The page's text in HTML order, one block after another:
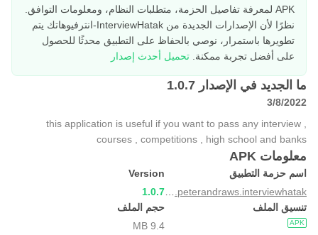
APK لمعرفة تفاصيل الحزمة، متطلبات النظام، ومعلومات التوافق.
نظرًا لأن الإصدارات الجديدة من InterviewHatak-انترفيوهاتك يتم
تطويرها باستمرار، نوصي بالحفاظ على التطبيق محدثًا للحصول
على أفضل تجربة ممكنة. تحميل أحدث إصدار
ما الجديد في الإصدار 1.0.7
3/8/2022
this application is useful if you want to pass any interview ,
courses , competitions , high school and banks
معلومات APK
اسم حزمة التطبيق
Version
1.0.7
تنسيق الملف
APK
حجم الملف
9.4 MB